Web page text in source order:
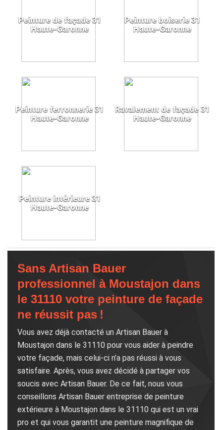
Peinture de façade 31
Haute-Garonne
Peinture boiserie 31
Haute-Garonne
Peinture ferronnerie 31
Haute-Garonne
Ravalement de façade 31
Haute-Garonne
Peinture intérieure 31
Haute-Garonne
Sans Artisan Bauer
professionnel à Moustajon dans
le 31110 votre peinture de façade
ne réussit pas !
Vous avez déjà contacté un Artisan Bauer à
Moustajon dans le 31110 pour vous aider à peindre
votre façade, mais celui-ci n’a pas réussi à vous
satisfaire. Après, vous avez décidé à partager vos
soucis avec Artisan Bauer. De ce fait, nous vous
conseillons Artisan Bauer entreprise de peinture
extérieure à Moustajon dans le 31110 qui est un vrai
pro et qui vous garantit une peinture magnifique de